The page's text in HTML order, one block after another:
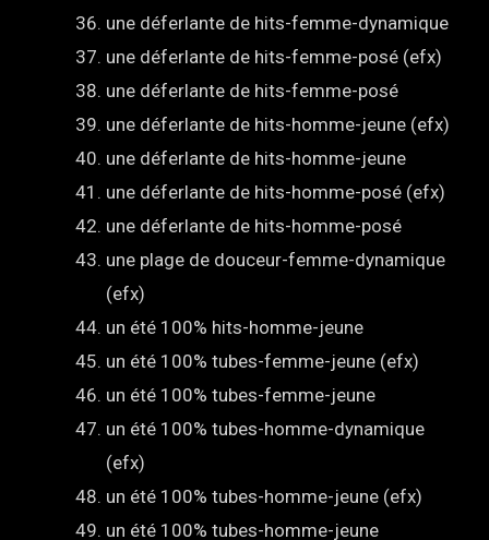
une déferlante de hits-femme-dynamique
une déferlante de hits-femme-posé (efx)
une déferlante de hits-femme-posé
une déferlante de hits-homme-jeune (efx)
une déferlante de hits-homme-jeune
une déferlante de hits-homme-posé (efx)
une déferlante de hits-homme-posé
une plage de douceur-femme-dynamique
(efx)
un été 100% hits-homme-jeune
un été 100% tubes-femme-jeune (efx)
un été 100% tubes-femme-jeune
un été 100% tubes-homme-dynamique
(efx)
un été 100% tubes-homme-jeune (efx)
un été 100% tubes-homme-jeune